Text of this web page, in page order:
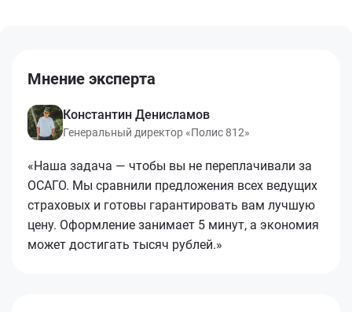
Мнение эксперта
Константин Денисламов
Генеральный директор «Полис 812»
«Наша задача — чтобы вы не переплачивали за
ОСАГО. Мы сравнили предложения всех ведущих
страховых и готовы гарантировать вам лучшую
цену. Оформление занимает 5 минут, а экономия
может достигать тысяч рублей.»